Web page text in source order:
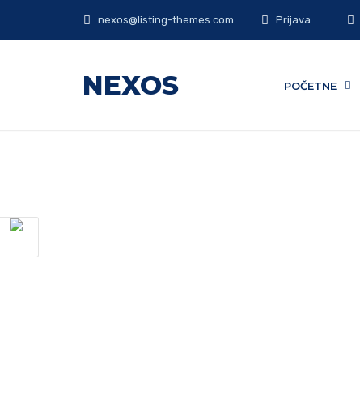
nexos@listing-themes.com Prijava
NEXOS POČETNE